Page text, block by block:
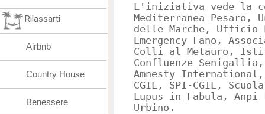
L'iniziativa vede la
Mediterranea Pesaro,
delle Marche, Ufficio
Emergency Fano,
Colli al Metauro,
Confluenze
Amnesty
CGIL, SPI-CGIL,
Lupus in Fabula, Anpi
Urbino.
Rilassarti
Airbnb
Country House
Benessere